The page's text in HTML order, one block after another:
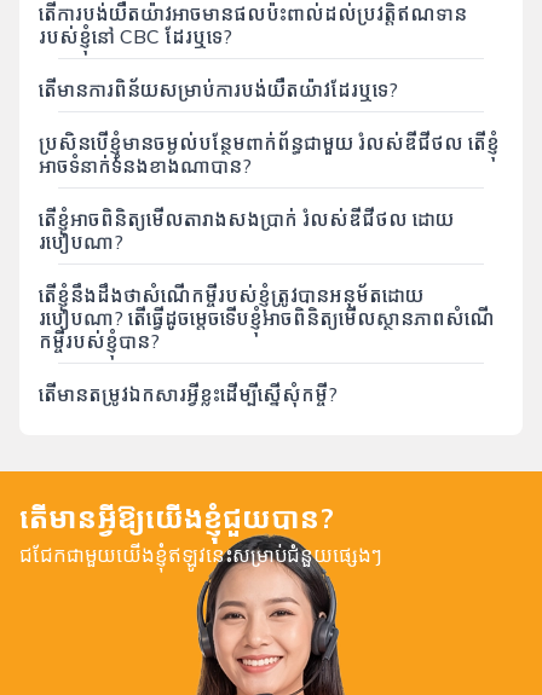
តើការបង់យឺតយ៉ាវអាចមានផលប៉ះពាល់ដល់ប្រវត្តិឥណទាន
របស់ខ្ញុំនៅ CBC ដែរឬទេ?
តើមានការពិន័យសម្រាប់ការបង់យឺតយ៉ាវដែរឬទេ?
ប្រសិនបើខ្ញុំមានចម្ងល់បន្ថែមពាក់ព័ន្ធជាមួយ រំលស់ឌីជីថល តើខ្ញុំ
អាចទំនាក់ទំនងខាងណាបាន?
តើខ្ញុំអាចពិនិត្យមើលតារាងសងប្រាក់ រំលស់ឌីជីថល ដោយ
របៀបណា?
តើខ្ញុំនឹងដឹងថាសំណើកម្ចីរបស់ខ្ញុំត្រូវបានអនុម័តដោយ
របៀបណា? តើធ្វើដូចម្តេចទើបខ្ញុំអាចពិនិត្យមើលស្ថានភាពសំណើ
កម្ចីរបស់ខ្ញុំបាន?
តើមានតម្រូវឯកសារអ្វីខ្លះដើម្បីស្នើសុំកម្ចី?
តើមានអ្វីឱ្យយើងខ្ញុំជួយបាន?
ជជែកជាមួយយើងខ្ញុំឥឡូវនេះសម្រាប់ជំនួយផ្សេងៗ